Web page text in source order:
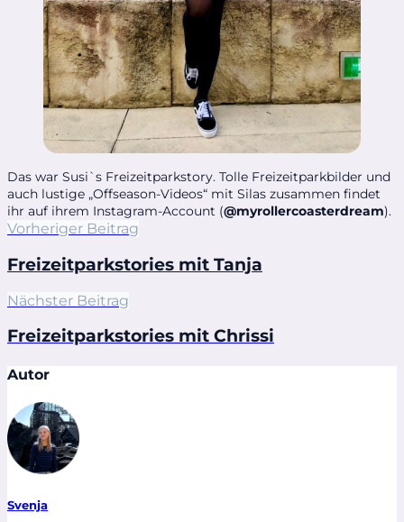
Das war Susi`s Freizeitparkstory. Tolle Freizeitparkbilder und
auch lustige „Offseason-Videos“ mit Silas zusammen findet
ihr auf ihrem Instagram-Account (@myrollercoasterdream).
Vorheriger Beitrag
Freizeitparkstories mit Tanja
Nächster Beitrag
Freizeitparkstories mit Chrissi
Autor
Svenja